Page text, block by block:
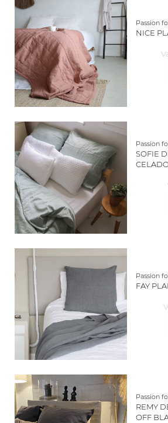
Passion
NICE
Passion
SOFIE
Passion
FAY
Passion
REMY
OFF